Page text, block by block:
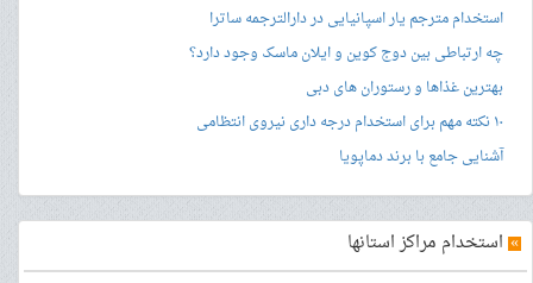
استخدام مترجم یار اسپانیایی در دارالترجمه ساترا
چه ارتباطی بین دوج کوین و ایلان ماسک وجود دارد؟
بهترین غذاها و رستوران های دبی
۱۰ نکته مهم برای استخدام درجه داری نیروی انتظامی
آشنایی جامع با برند دماپویا
» استخدام مراکز استانها